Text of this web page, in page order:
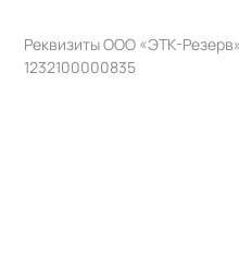
Реквизиты ООО «ЭТК-
1232100000835